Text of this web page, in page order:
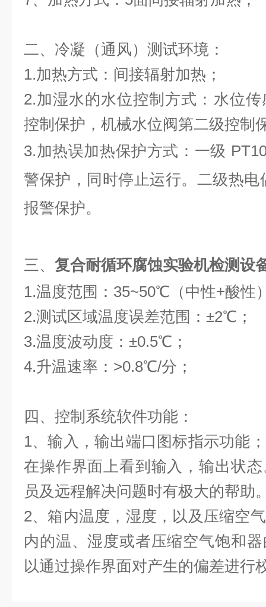
二、冷凝（通风）测试环境：
1.加热方式：间接辐射加热；
2.加湿水的水位控制方式：水位
控制保护，机械水位阀第二级控制
3.加热误加热保护方式：一级
警保护，同时停止运行。二级热
报警保护。
三、 复合耐循环腐蚀实验机检测设
1.温度范围：35~50℃（中性+酸性
2.测试区域温度误差范围：±2℃；
3.温度波动度：±0.5℃；
4.升温速率：>0.8℃/分；
四、控制系统软件功能：
1、输入，输出端口图标指示功能
在操作界面上看到输入，输出状
员及远程解决问题时有极大的帮助
2、箱内温度，湿度，以及压缩空
内的温、湿度或者压缩空气饱和
以通过操作界面对产生的偏差进行